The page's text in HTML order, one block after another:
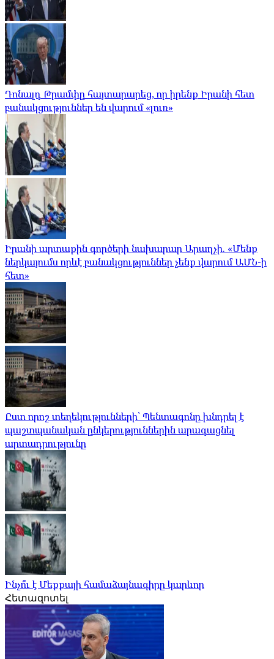
Դոնալդ Թրամփը հայտարարեց, որ իրենք Իրանի հետ
բանակցություններ են վարում «լուռ»
Իրանի արտաքին գործերի նախարար Արաղչի. «Մենք
ներկայումս որևէ բանակցություններ չենք վարում ԱՄՆ-ի
հետ»
Ըստ որոշ տեղեկությունների՝ Պենտագոնը խնդրել է
պաշտպանական ընկերություններին արագացնել
արտադրությունը
Ինչո՞ւ է Մեքքայի համաձայնագիրը կարևոր
Հետազոտել